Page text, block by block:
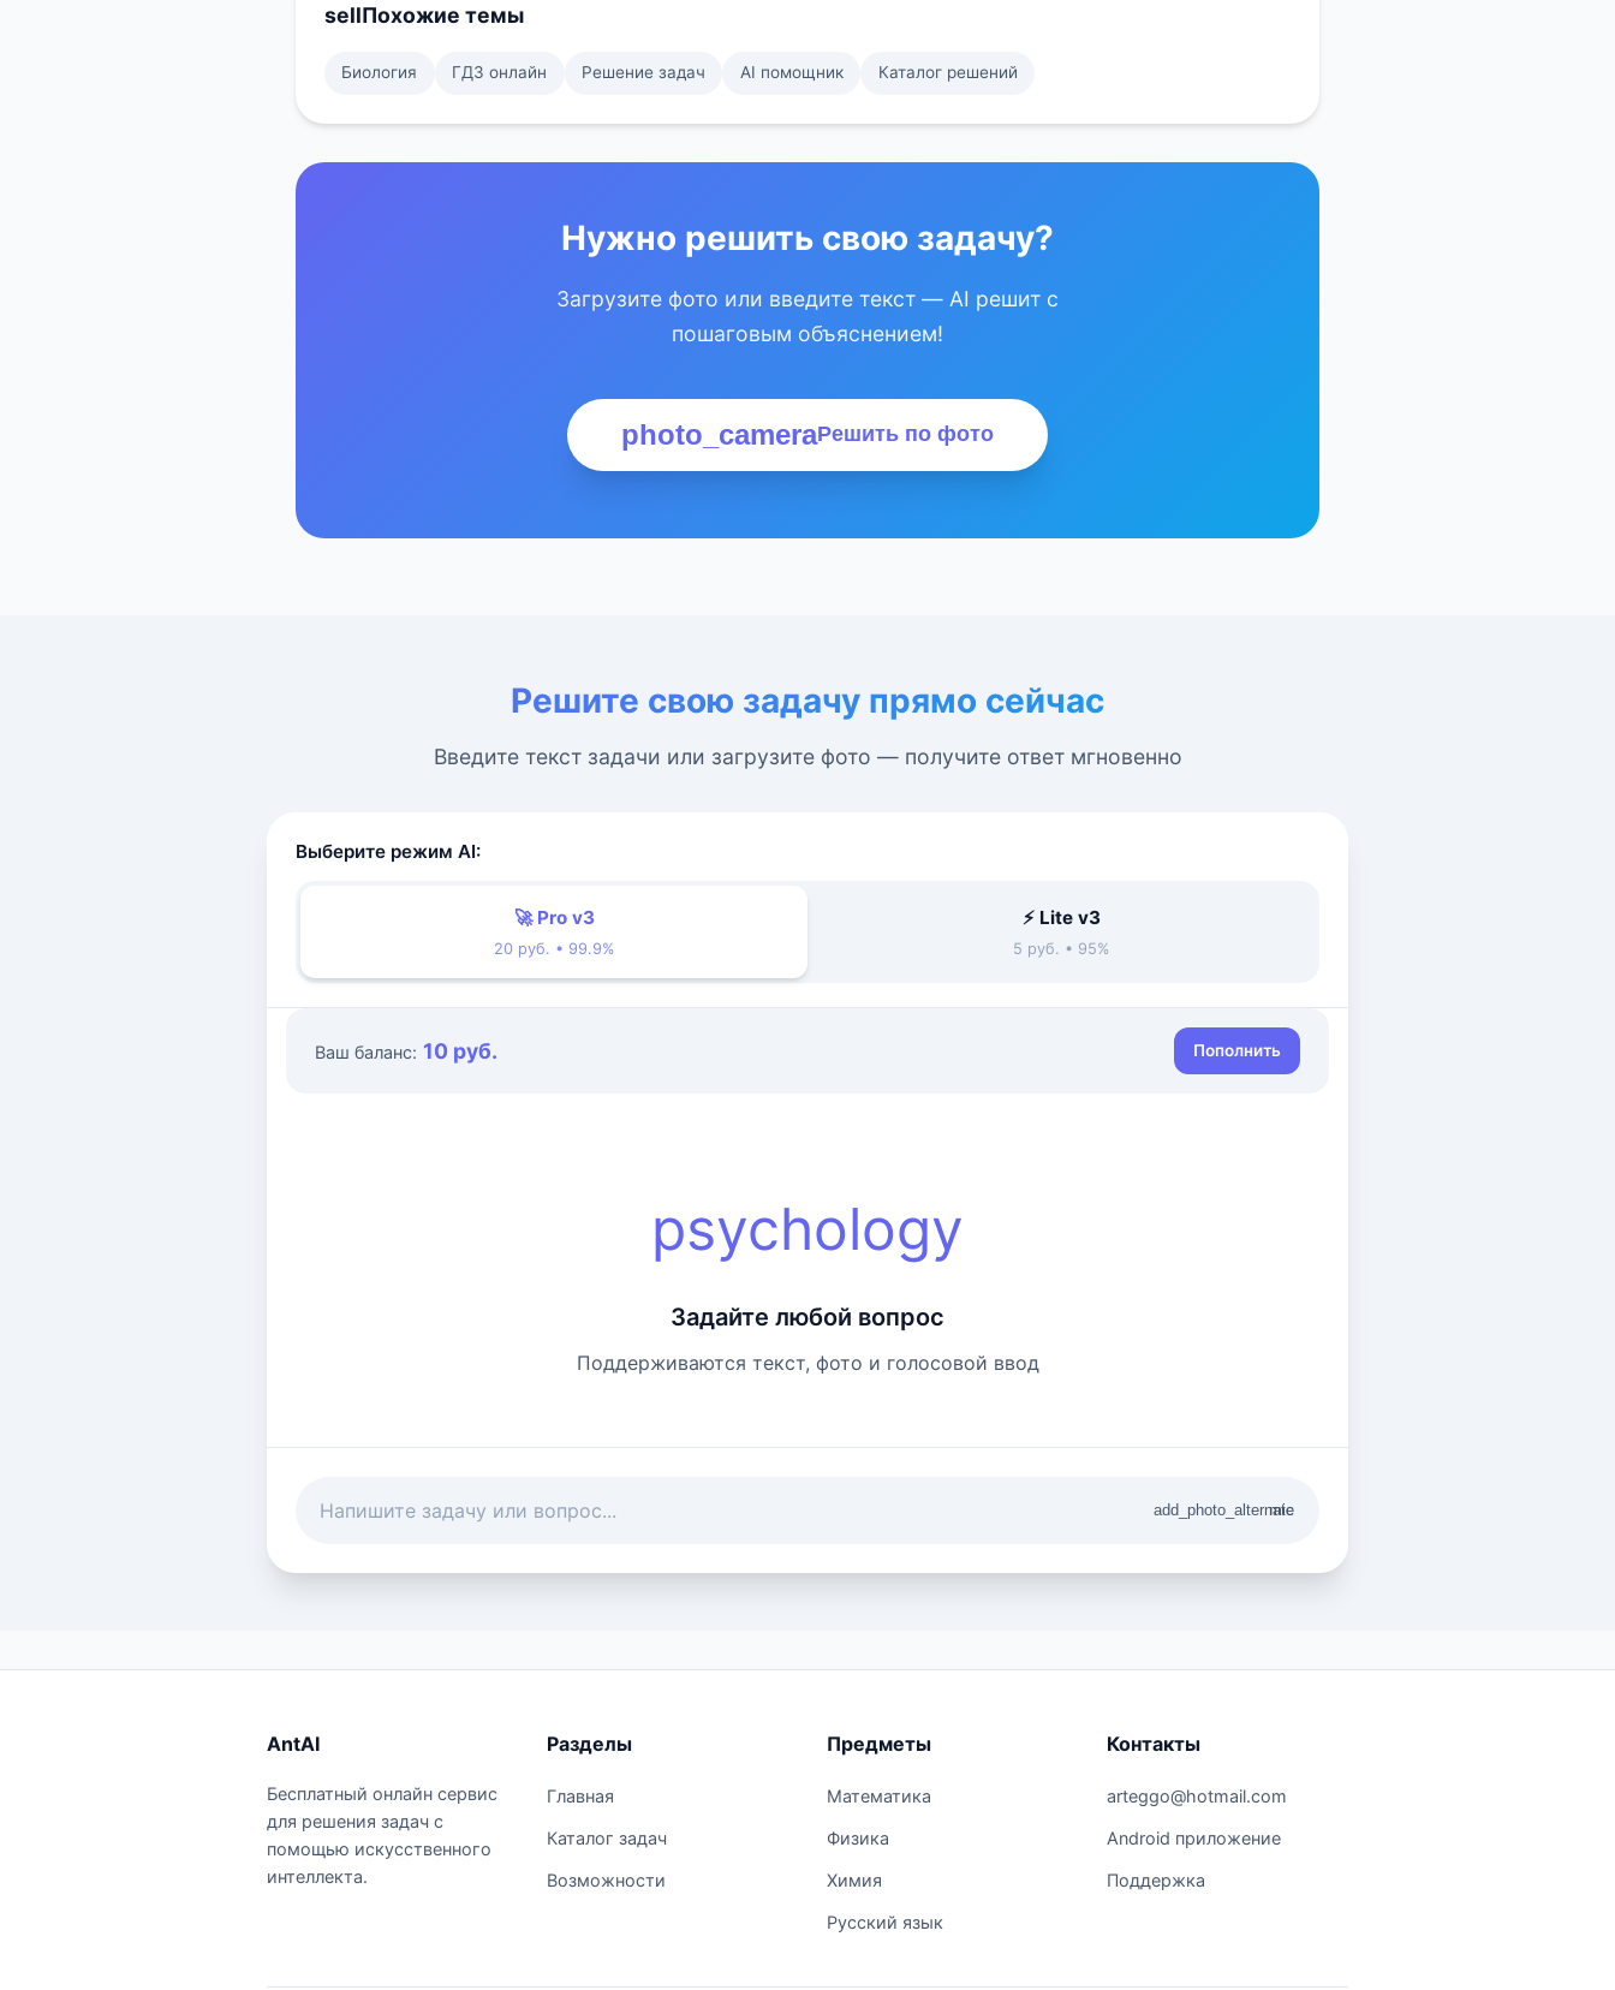
sellПохожие темы
Биология ГДЗ онлайн Решение задач AI помощник Каталог решений
Нужно решить свою задачу?
Загрузите фото или введите текст — AI решит с
пошаговым объяснением!
photo_cameraРешить по фото
Решите свою задачу прямо сейчас
Введите текст задачи или загрузите фото — получите ответ мгновенно
Выберите режим AI:
🚀 Pro v3
20 руб. • 99.9%
⚡ Lite v3
5 руб. • 95%
Ваш баланс: 10 руб. Пополнить
psychology
Задайте любой вопрос
Поддерживаются текст, фото и голосовой ввод
add_photo_alternate
mic
AntAI
Бесплатный онлайн сервис
для решения задач с
помощью искусственного
интеллекта.
Разделы
Главная
Каталог задач
Возможности
Предметы
Математика
Физика
Химия
Русский язык
Контакты
arteggo@hotmail.com
Android приложение
Поддержка